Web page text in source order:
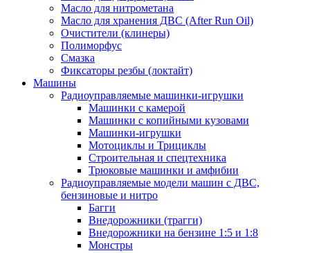
Масло для нитрометана
Масло для хранения ДВС (After Run Oil)
Очистители (клинеры)
Полиморфус
Смазка
Фиксаторы резбы (локтайт)
Машины
Радиоуправляемые машинки-игрушки
Машинки с камерой
Машинки с копийными кузовами
Машинки-игрушки
Мотоциклы и Трициклы
Строительная и спецтехника
Трюковые машинки и амфибии
Радиоуправляемые модели машин с ДВС,
бензиновые и нитро
Багги
Внедорожники (трагги)
Внедорожники на бензине 1:5 и 1:8
Монстры